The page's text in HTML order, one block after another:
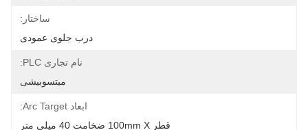
ساختار:
درب جلوی عمودی
نام تجاری PLC:
میتسوبیشی
ابعاد Arc Target:
قطر 100mm X ضخامت 40 میلی متر